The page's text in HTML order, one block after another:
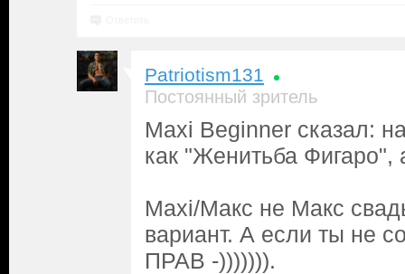
Patriotism131
Постоянный зритель
Maxi Beginner сказал:
как "Женитьба Фигаро",
Maxi/Макс не Макс
вариант. А если ты не
ПРАВ -))))))).